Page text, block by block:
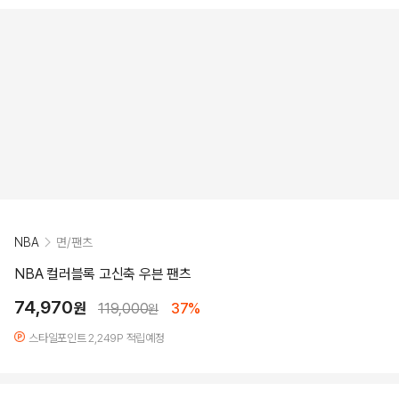
NBA 면/팬츠
NBA 컬러블록 고신축 우븐 팬츠
74,970원 119,000원 37%
스타일포인트 2,249P 적립예정